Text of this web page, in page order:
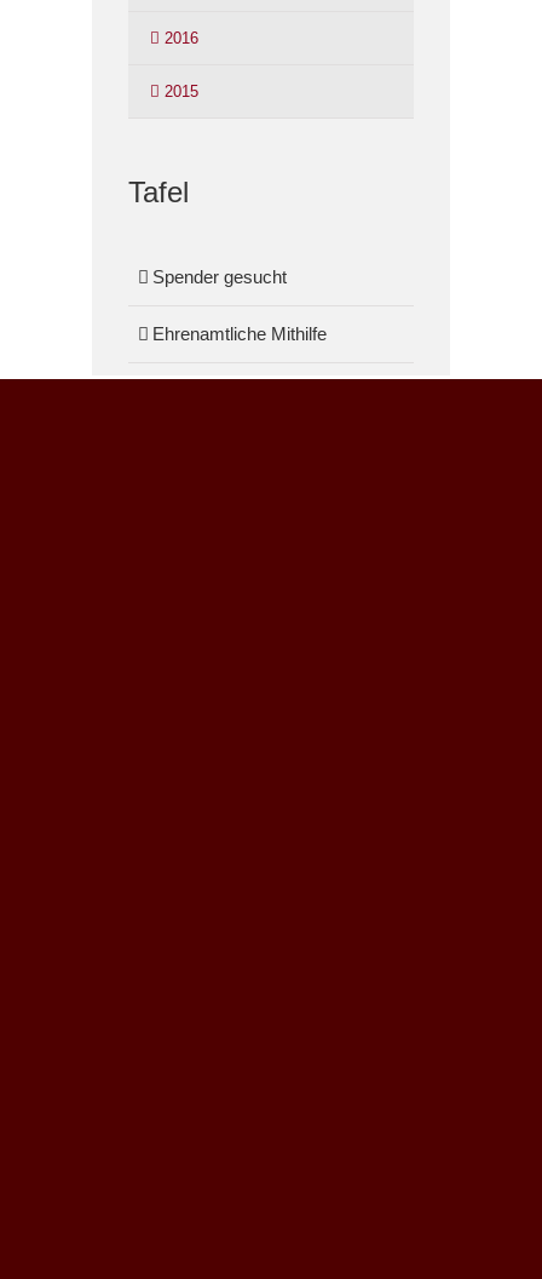
2016
2015
Tafel
Spender gesucht
Ehrenamtliche Mithilfe